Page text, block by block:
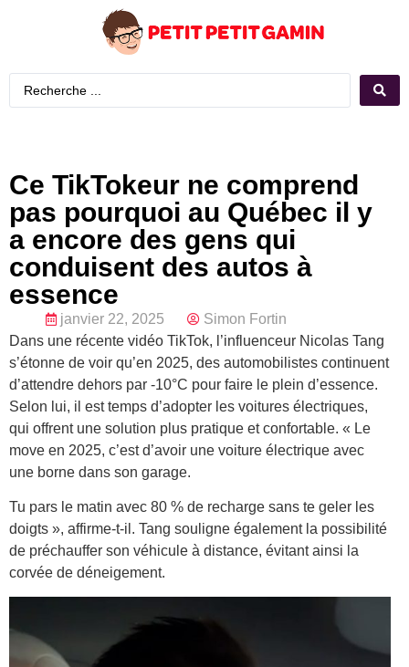
Ce TikTokeur ne comprend
pas pourquoi au Québec il y
a encore des gens qui
conduisent des autos à
essence
janvier 22, 2025
Simon Fortin
Dans une récente vidéo TikTok, l’influenceur Nicolas Tang
s’étonne de voir qu’en 2025, des automobilistes continuent
d’attendre dehors par -10°C pour faire le plein d’essence.
Selon lui, il est temps d’adopter les voitures électriques,
qui offrent une solution plus pratique et confortable. « Le
move en 2025, c’est d’avoir une voiture électrique avec
une borne dans son garage.
Tu pars le matin avec 80 % de recharge sans te geler les
doigts », affirme-t-il. Tang souligne également la possibilité
de préchauffer son véhicule à distance, évitant ainsi la
corvée de déneigement.